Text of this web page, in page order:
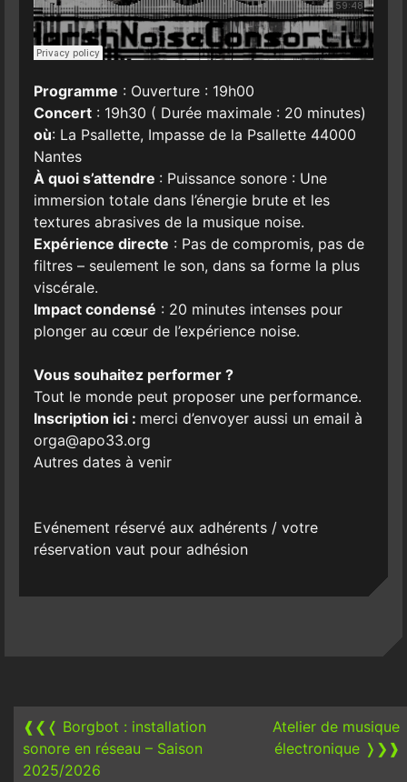
Programme : Ouverture : 19h00
Concert: 19h30 ( Durée maximale : 20 minutes)
où: La Psallette, Impasse de la Psallette 44000
Nantes
À quoi s’attendre : Puissance sonore : Une
immersion totale dans l’énergie brute et les
textures abrasives de la musique noise.
Expérience directe : Pas de compromis, pas de
filtres – seulement le son, dans sa forme la plus
viscérale.
Impact condensé : 20 minutes intenses pour
plonger au cœur de l’expérience noise.
Vous souhaitez performer ?
Tout le monde peut proposer une performance.
Inscription ici : merci d’envoyer aussi un email à
orga@apo33.org
Autres dates à venir
Evénement réservé aux adhérents / votre
réservation vaut pour adhésion
navigation
❰❮❬ Borgbot : installation
sonore en réseau – Saison
2025/2026
Atelier de musique
électronique ❭❯❱